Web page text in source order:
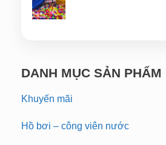
DANH MỤC SẢN PHẨM
Khuyến mãi
Hồ bơi – công viên nước